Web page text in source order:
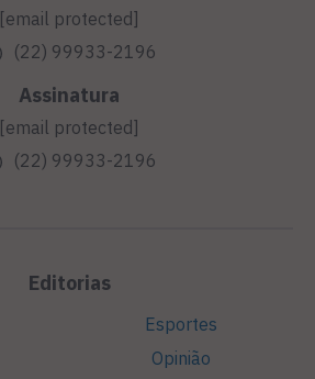
[email protected]
(22) 99933-2196
Assinatura
[email protected]
(22) 99933-2196
Editorias
Esportes
Opinião